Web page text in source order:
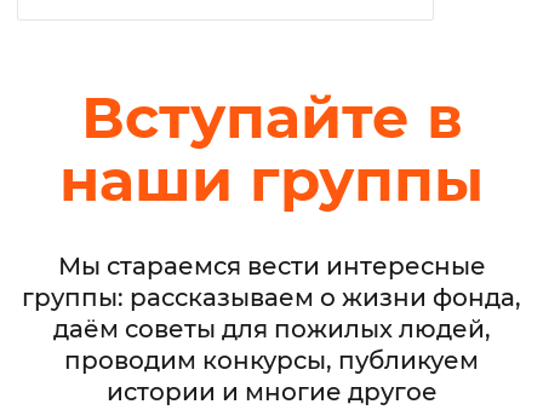
Вступайте в
наши группы
Мы стараемся вести интересные
группы: рассказываем о жизни фонда,
даём советы для пожилых людей,
проводим конкурсы, публикуем
истории и многие другое